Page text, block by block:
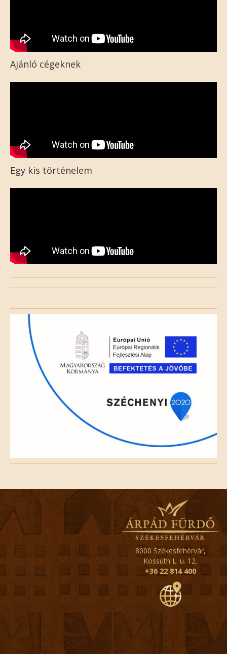
Ajánló cégeknek
Egy kis történelem
8000 Székesfehérvár,
Kossuth L. u. 12.
+36 22 814 400